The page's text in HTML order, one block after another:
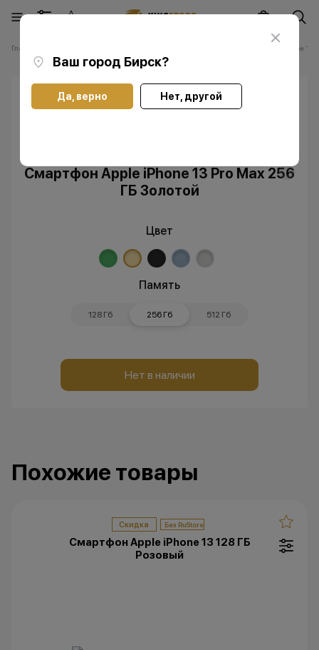
Ваш город Бирск?
Да, верно Нет, другой
Главная Смартфоны Apple iPhone 13
Смартфон Apple iPhone 13 Pro Max 256
ГБ Золотой
Цвет
Память
128 Гб 256 Гб 512 Гб
Нет в наличии
Похожие товары
Скидка
Смартфон Apple iPhone 13 128 ГБ
Розовый